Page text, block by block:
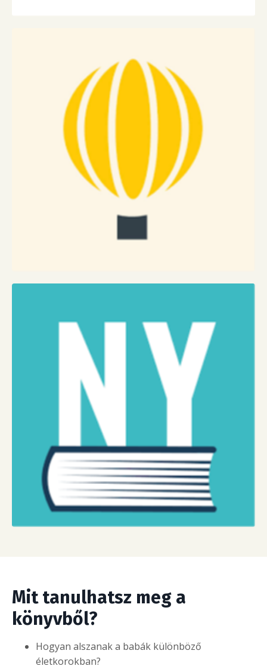
Mit tanulhatsz meg a
könyvből?
Hogyan alszanak a babák különböző
életkorokban?